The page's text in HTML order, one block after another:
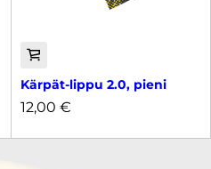
Kärpät-lippu 2.0, pieni
12,00 €